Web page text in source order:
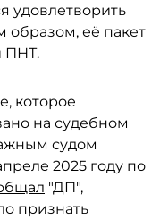
удовлетворить
образом, её пакет
ПНТ.
которое
на судебном
судом
2025 году по
"ДП",
признать